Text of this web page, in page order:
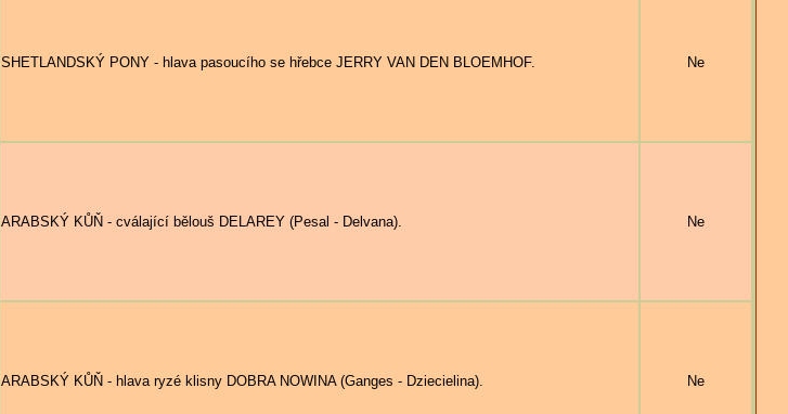
SHETLANDSKÝ PONY - hlava pasoucího se hřebce JERRY VAN DEN BLOEMHOF. Ne
ARABSKÝ KŮŇ - cválající bělouš DELAREY (Pesal - Delvana). Ne
ARABSKÝ KŮŇ - hlava ryzé klisny DOBRA NOWINA (Ganges - Dziecielina). Ne